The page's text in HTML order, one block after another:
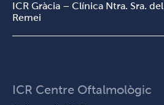
ICR Gràcia – Clínica Ntra. Sra. del
Remei
ICR Centre Oftalmològic